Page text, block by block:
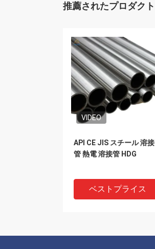
推薦されたプロダクト
VIDEO
API CE JIS スチール 溶接
管 熱電 溶接管 HDG
ベストプライス